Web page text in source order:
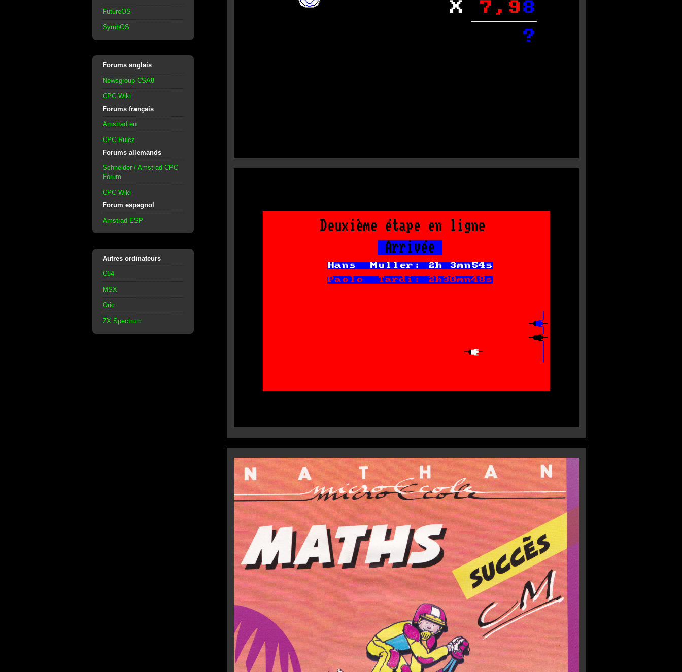
FutureOS
SymbOS
Forums anglais
Newsgroup CSA8
CPC Wiki
Forums français
Amstrad.eu
CPC Rulez
Forums allemands
Schneider / Amstrad CPC
Forum
CPC Wiki
Forum espagnol
Amstrad ESP
Autres ordinateurs
C64
MSX
Oric
ZX Spectrum